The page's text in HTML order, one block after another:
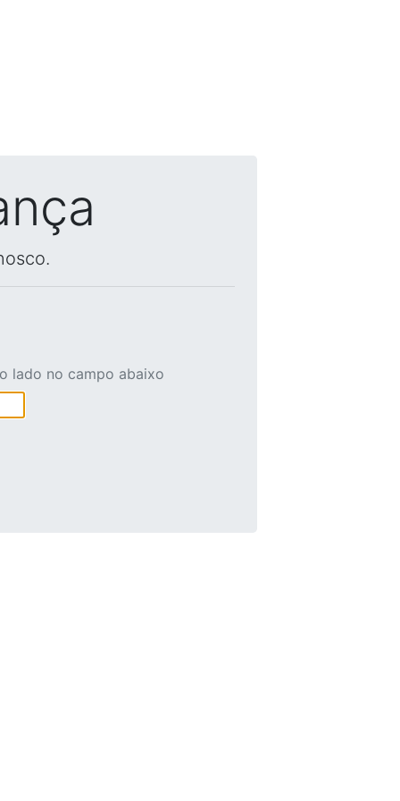
lado no campo abaixo